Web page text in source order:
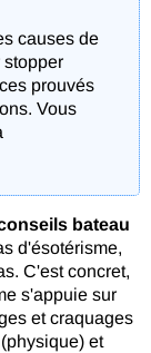
causes de
stopper
prouvés
Vous
bateau
d'ésotérisme,
C'est concret,
s'appuie sur
et craquages
et